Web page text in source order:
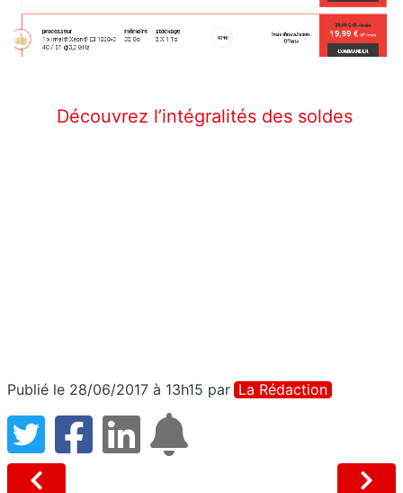
Découvrez l’intégralités des soldes
Publié le 28/06/2017 à 13h15 par La Rédaction